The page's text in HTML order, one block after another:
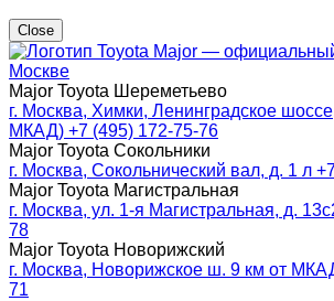
Close
Major —
Москве
Major Toyota Шереметьево
г. Москва, Химки, Ленинградское
МКАД) +7 (495) 172-75-76
Major Toyota Сокольники
г. Москва, Сокольнический вал, д. 1 л
Major Toyota Магистральная
г. Москва, ул. 1-я Магистральная, д.
78
Major Toyota Новорижский
г. Москва, Новорижское ш. 9 км от
71